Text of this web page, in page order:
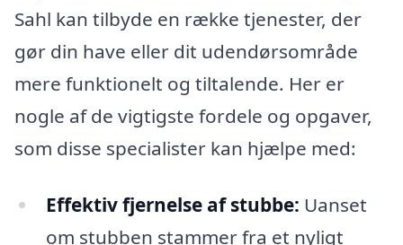
Sahl kan tilbyde en række tjenester, der
gør din have eller dit udendørsområde
mere funktionelt og tiltalende. Her er
nogle af de vigtigste fordele og opgaver,
som disse specialister kan hjælpe med:
Effektiv fjernelse af stubbe: Uanset
om stubben stammer fra et nyligt